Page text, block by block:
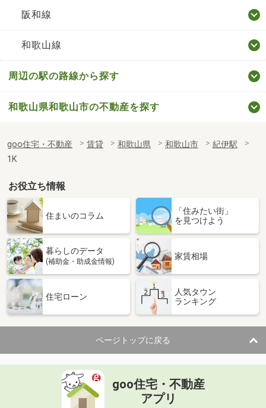
阪和線
和歌山線
周辺の駅の路線から探す
和歌山県和歌山市の不動産を探す
goo住宅・不動産 賃貸 和歌山県 和歌山市
紀伊駅
1K
お役立ち情報
住まいのコラム
「住みたい街」
を見つけよう
暮らしのデータ
(補助金・助成金情報)
家賃相場
住宅ローン
人気タウン
ランキング
ページトップに戻る
goo住宅・不動産
アプリ